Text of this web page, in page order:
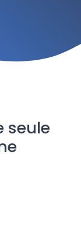
seule